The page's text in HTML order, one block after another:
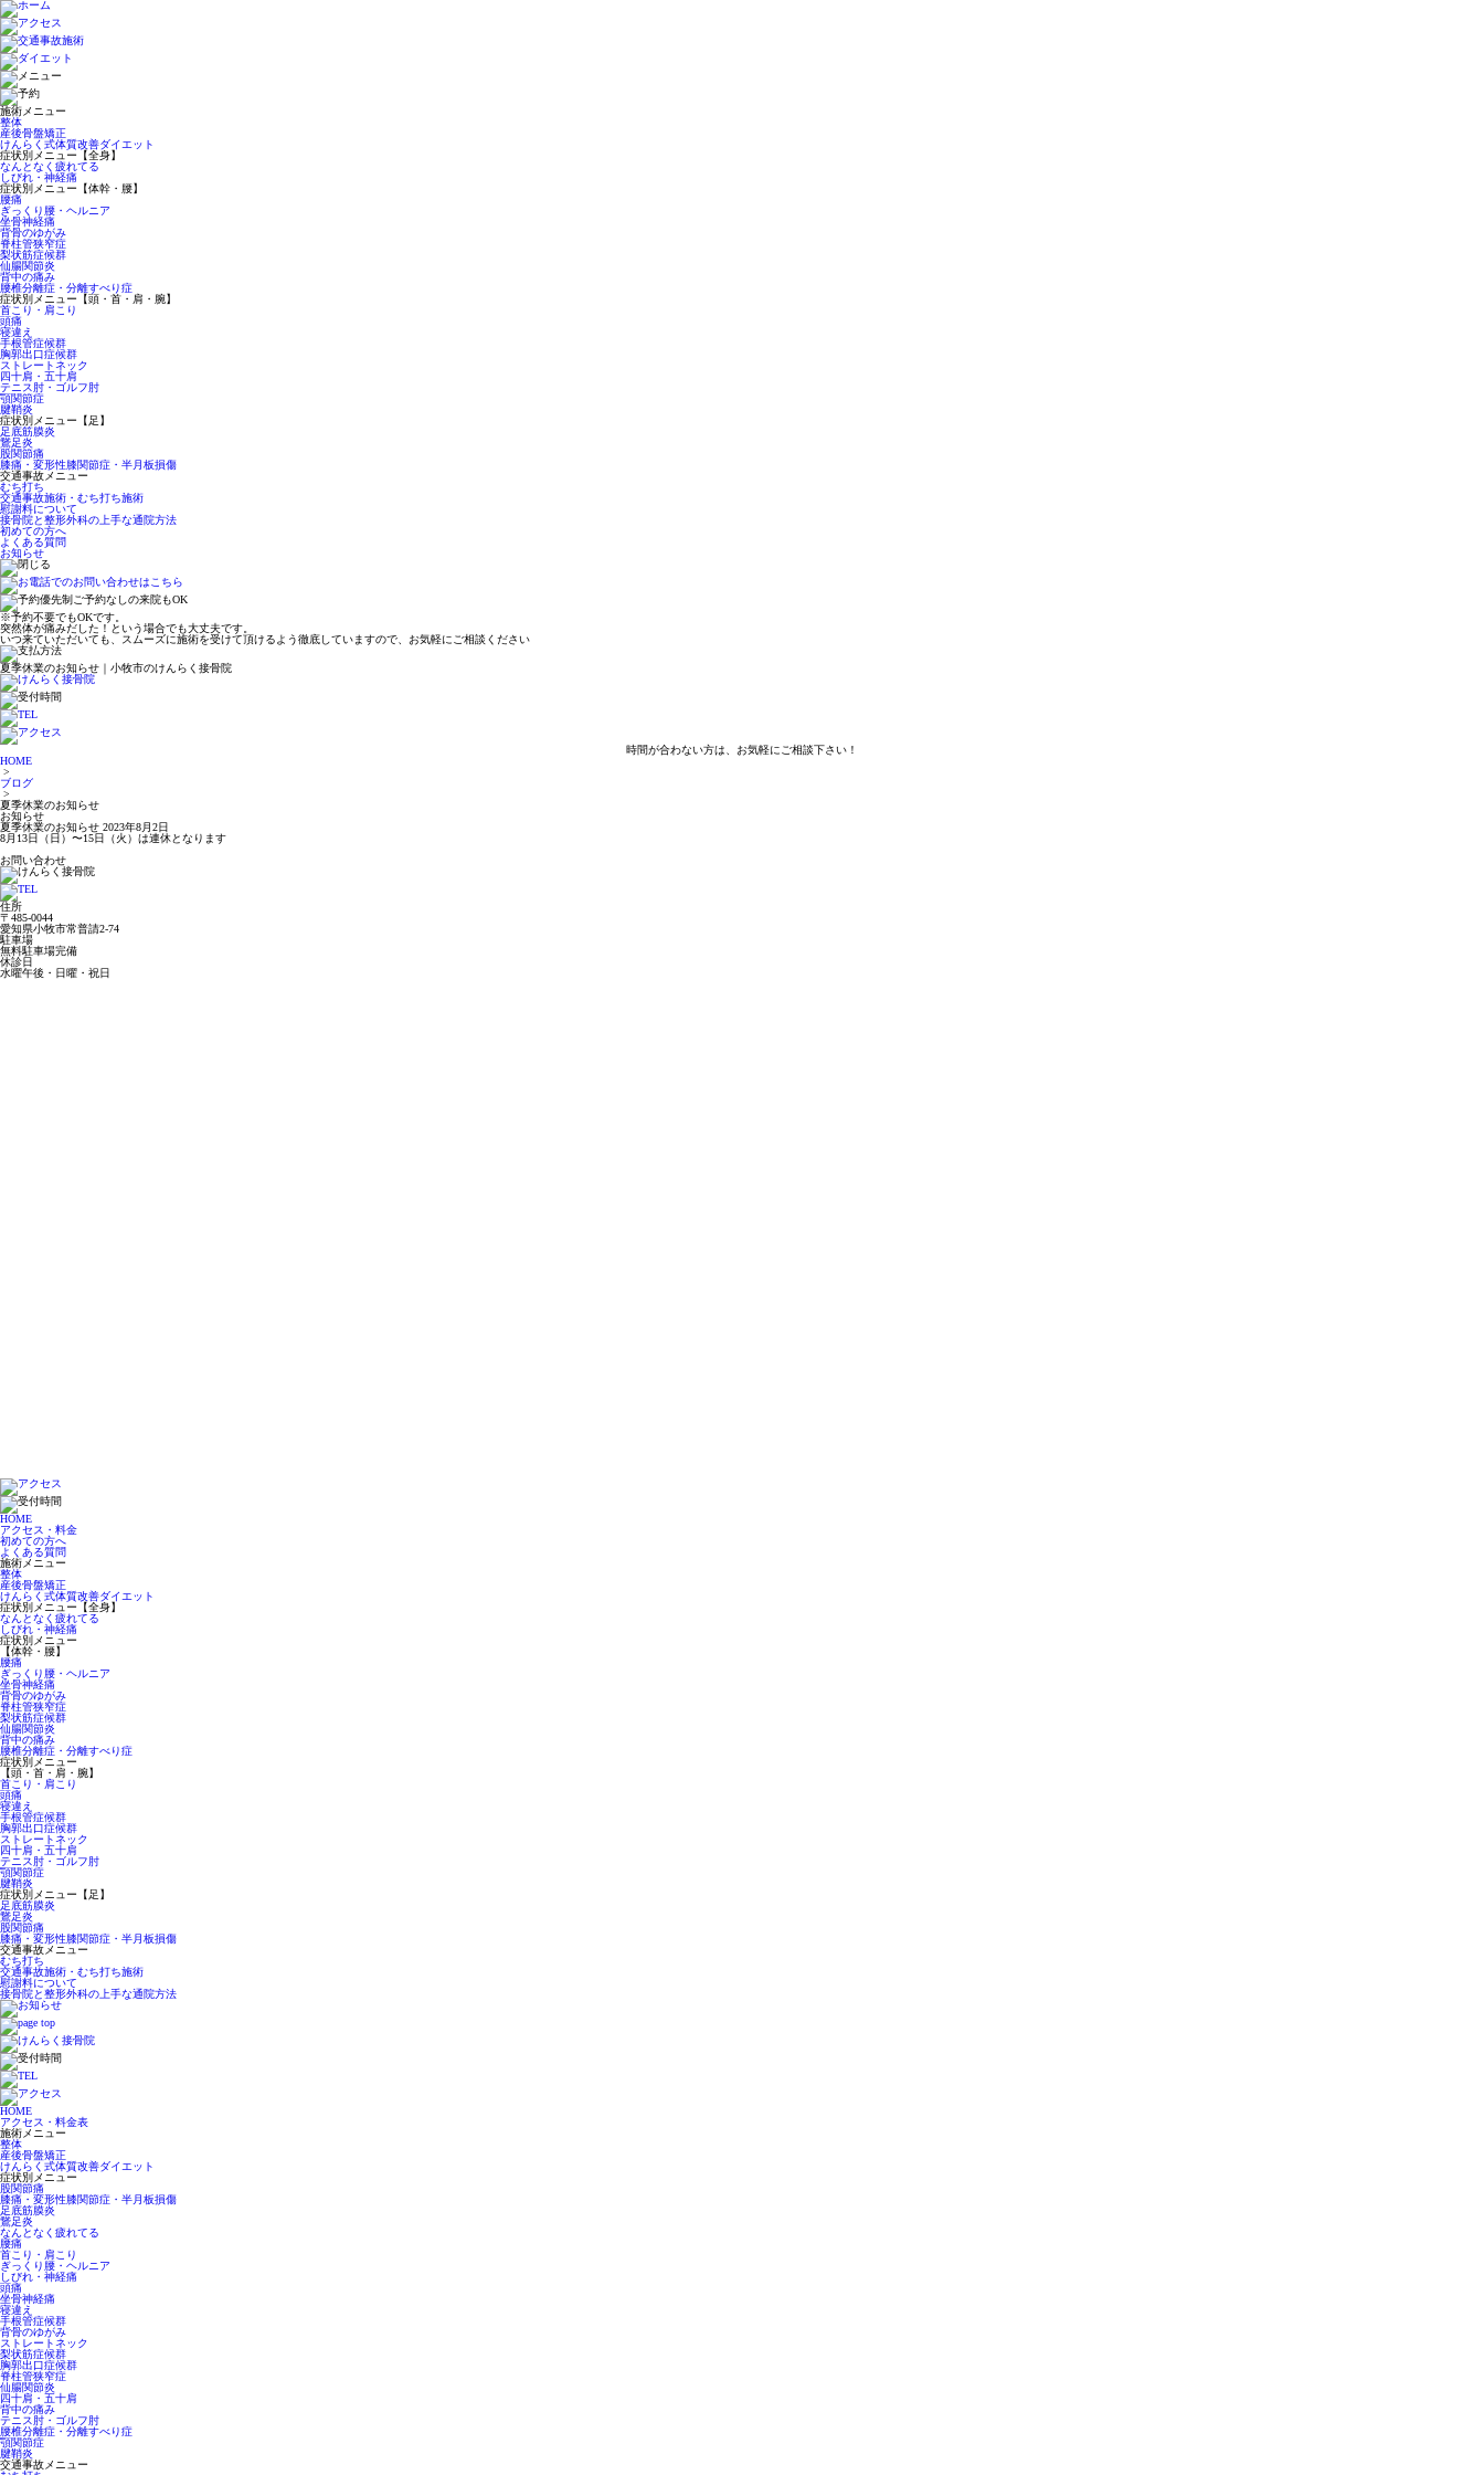
施術メニュー
整体
産後骨盤矯正
けんらく式体質改善ダイエット
症状別メニュー【全身】
なんとなく疲れてる
しびれ・神経痛
症状別メニュー【体幹・腰】
腰痛
ぎっくり腰・ヘルニア
坐骨神経痛
背骨のゆがみ
脊柱管狭窄症
梨状筋症候群
仙腸関節炎
背中の痛み
腰椎分離症・分離すべり症
症状別メニュー【頭・首・肩・腕】
首こり・肩こり
頭痛
寝違え
手根管症候群
胸郭出口症候群
ストレートネック
四十肩・五十肩
テニス肘・ゴルフ肘
顎関節症
腱鞘炎
症状別メニュー【足】
足底筋膜炎
鵞足炎
股関節痛
膝痛・変形性膝関節症・半月板損傷
交通事故メニュー
むち打ち
交通事故施術・むち打ち施術
慰謝料について
接骨院と整形外科の上手な通院方法
初めての方へ
よくある質問
お知らせ
※予約不要でもOKです。
突然体が痛みだした！という場合でも大丈夫です。
いつ来ていただいても、スムーズに施術を受けて頂けるよう徹底していますので、お気軽にご相談ください
夏季休業のお知らせ｜小牧市のけんらく接骨院
時間が合わない方は、お気軽にご相談下さい！
HOME
>
ブログ
>
夏季休業のお知らせ
お知らせ
夏季休業のお知らせ 2023年8月2日
8月13日（日）〜15日（火）は連休となります
お問い合わせ
住所
〒485-0044
愛知県小牧市常普請2-74
駐車場
無料駐車場完備
休診日
水曜午後・日曜・祝日
HOME
アクセス・料金
初めての方へ
よくある質問
施術メニュー
整体
産後骨盤矯正
けんらく式体質改善ダイエット
症状別メニュー【全身】
なんとなく疲れてる
しびれ・神経痛
症状別メニュー
【体幹・腰】
腰痛
ぎっくり腰・ヘルニア
坐骨神経痛
背骨のゆがみ
脊柱管狭窄症
梨状筋症候群
仙腸関節炎
背中の痛み
腰椎分離症・分離すべり症
症状別メニュー
【頭・首・肩・腕】
首こり・肩こり
頭痛
寝違え
手根管症候群
胸郭出口症候群
ストレートネック
四十肩・五十肩
テニス肘・ゴルフ肘
顎関節症
腱鞘炎
症状別メニュー【足】
足底筋膜炎
鵞足炎
股関節痛
膝痛・変形性膝関節症・半月板損傷
交通事故メニュー
むち打ち
交通事故施術・むち打ち施術
慰謝料について
接骨院と整形外科の上手な通院方法
HOME
アクセス・料金表
施術メニュー
整体
産後骨盤矯正
けんらく式体質改善ダイエット
症状別メニュー
股関節痛
膝痛・変形性膝関節症・半月板損傷
足底筋膜炎
鵞足炎
なんとなく疲れてる
腰痛
首こり・肩こり
ぎっくり腰・ヘルニア
しびれ・神経痛
頭痛
坐骨神経痛
寝違え
手根管症候群
背骨のゆがみ
ストレートネック
梨状筋症候群
胸郭出口症候群
脊柱管狭窄症
仙腸関節炎
四十肩・五十肩
背中の痛み
テニス肘・ゴルフ肘
腰椎分離症・分離すべり症
顎関節症
腱鞘炎
交通事故メニュー